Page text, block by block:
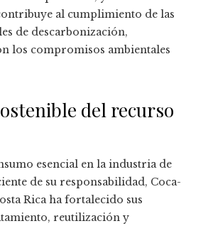
al cumplimiento de las
de descarbonización,
los compromisos ambientales
del recurso
esencial en la industria de
de su responsabilidad, Coca-
Rica ha fortalecido sus
reutilización y